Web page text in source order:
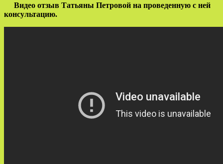
Видео отзыв Татьяны Петровой на проведенную с ней
консультацию.